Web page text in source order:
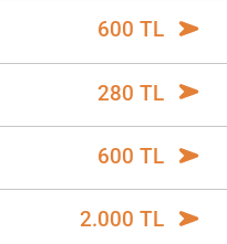
600 TL
280 TL
600 TL
2.000 TL